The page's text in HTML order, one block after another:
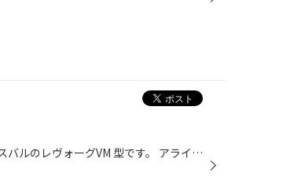
福岡市早良区のタイヤ館次郎丸です。 今回は、スバルのレヴォーグVM 型です。 アライメント調整を行いました。 ありがとうございました。